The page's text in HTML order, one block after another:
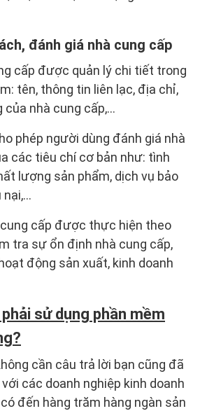
đánh giá nhà cung cấp
cấp được quản lý chi tiết trong
tên, thông tin liên lạc, địa chỉ,
của nhà cung cấp,…
phép người dùng đánh giá nhà
các tiêu chí cơ bản như: tình
lượng sản phẩm, dịch vụ bảo
nại,…
cấp được thực hiện theo
tra sự ổn định nhà cung cấp,
động sản xuất, kinh doanh
sử dụng phần mềm
cần câu trả lời bạn cũng đã
các doanh nghiệp kinh doanh
đến hàng trăm hàng ngàn sản